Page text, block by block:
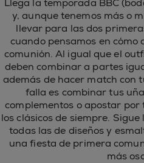
Llega la temporada BBC
y, aunque tenemos más o
llevar para las dos
cuando pensamos en
comunión. Al igual que el
deben combinar a partes
además de hacer match con
falla es combinar tus
complementos o apostar por
los clásicos de siempre.
todas las de diseños y
una fiesta de primera
más